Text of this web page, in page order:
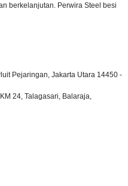
berkelanjutan. Perwira Steel besi
Pejaringan, Jakarta Utara 14450 -
24, Talagasari, Balaraja,